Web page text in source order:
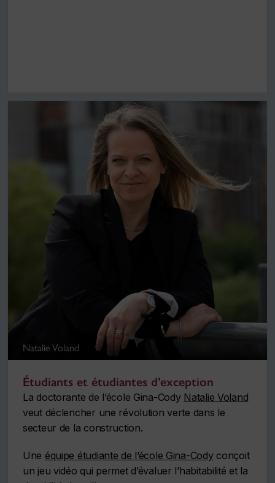
Natalie Voland
Étudiants et étudiantes d’exception
La doctorante de l’école Gina-Cody Natalie Voland
veut déclencher une révolution verte dans le
secteur de la construction.
Une équipe étudiante de l’école Gina-Codyconçoit
un jeu vidéo qui permet d’évaluer l’habitabilité et la